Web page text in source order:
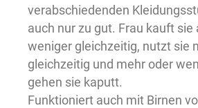
verabschiedenden
auch nur zu gut. Frau kauft sie
weniger gleichzeitig, nutzt sie
gleichzeitig und mehr oder
gehen sie kaputt.
Funktioniert auch mit Birnen